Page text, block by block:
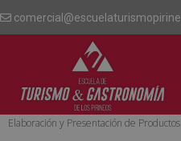
Restauración y Cocina
Elaboración y Presentación de